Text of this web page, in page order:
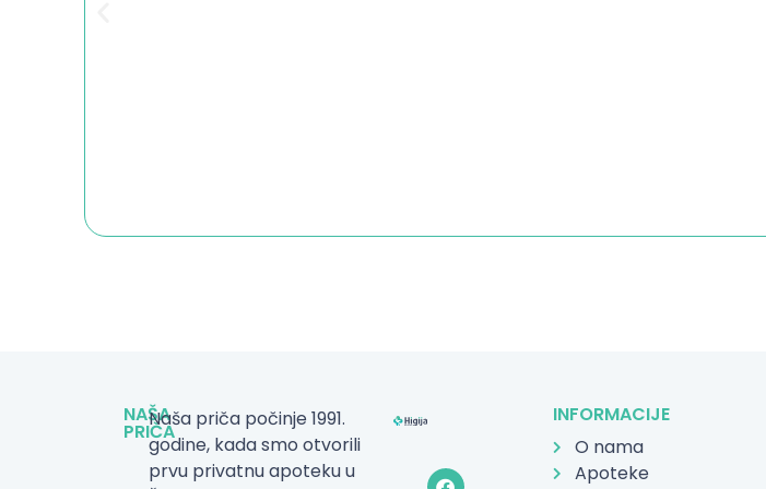
NAŠA
PRIČA
Naša priča počinje 1991.
godine, kada smo otvorili
prvu privatnu apoteku u
INFORMACIJE
O nama
Apoteke